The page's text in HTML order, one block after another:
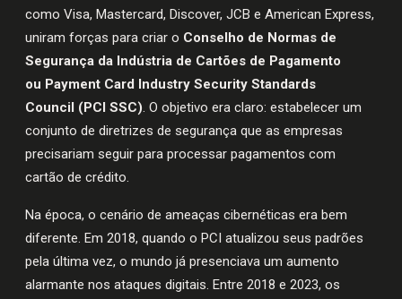
como Visa, Mastercard, Discover, JCB e American Express,
uniram forças para criar o Conselho de Normas de
Segurança da Indústria de Cartões de Pagamento
ou Payment Card Industry Security Standards
Council (PCI SSC). O objetivo era claro: estabelecer um
conjunto de diretrizes de segurança que as empresas
precisariam seguir para processar pagamentos com
cartão de crédito.
Na época, o cenário de ameaças cibernéticas era bem
diferente. Em 2018, quando o PCI atualizou seus padrões
pela última vez, o mundo já presenciava um aumento
alarmante nos ataques digitais. Entre 2018 e 2023, os